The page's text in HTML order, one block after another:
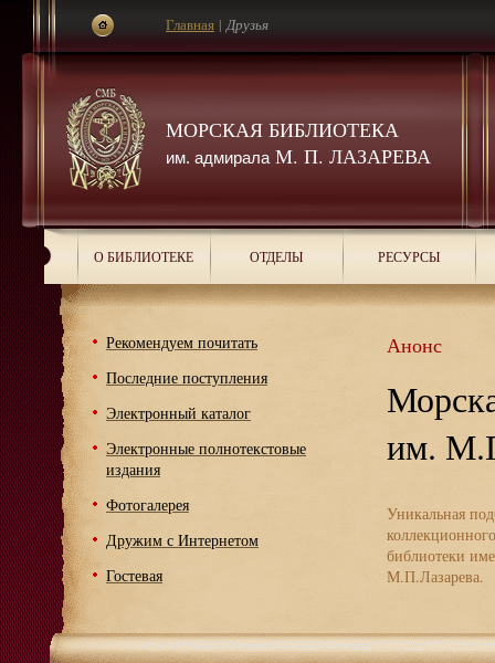
МОРСКАЯ БИБЛИОТЕКА
им. адмиралаМ. П. ЛАЗАРЕВА
Главная |Друзья
О БИБЛИОТЕКЕ ОТДЕЛЫ РЕСУРСЫ
Рекомендуем почитать
Последние поступления
Электронный каталог
Электронные полнотекстовые
издания
Фотогалерея
Дружим с Интернетом
Гостевая
Анонс
им.
Уникальная
библиотеки
М.П.Лазарева.